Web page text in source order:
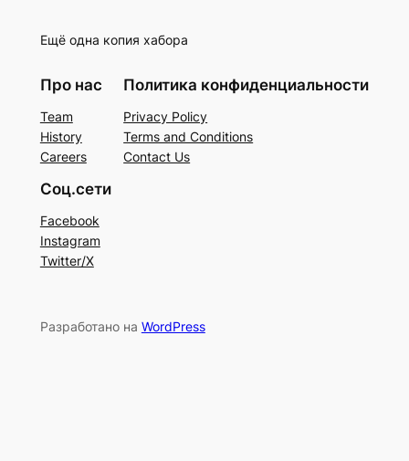
Ещё одна копия хабора
Про нас
Team
History
Careers
Политика конфиденциальности
Privacy Policy
Terms and Conditions
Contact Us
Соц.сети
Facebook
Instagram
Twitter/X
Разработано на WordPress